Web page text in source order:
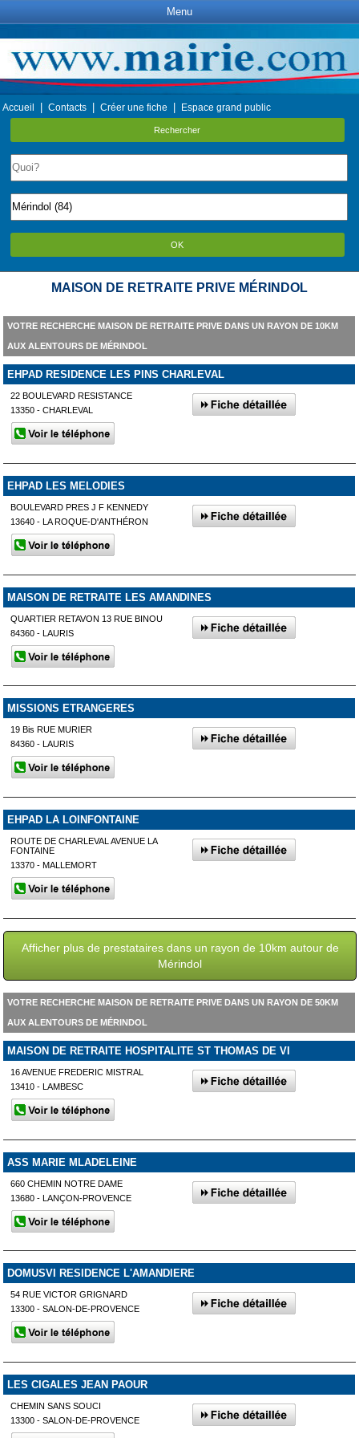
Menu
Accueil Contacts Créer une fiche Espace grand public
Rechercher
OK
MAISON DE RETRAITE PRIVE MÉRINDOL
VOTRE RECHERCHE MAISON DE RETRAITE PRIVE DANS UN RAYON DE 10KM
AUX ALENTOURS DE MÉRINDOL
EHPAD RESIDENCE LES PINS CHARLEVAL
22 BOULEVARD RESISTANCE
13350 - CHARLEVAL
EHPAD LES MELODIES
BOULEVARD PRES J F KENNEDY
13640 - LA ROQUE-D'ANTHÉRON
MAISON DE RETRAITE LES AMANDINES
QUARTIER RETAVON 13 RUE BINOU
84360 - LAURIS
MISSIONS ETRANGERES
19 Bis RUE MURIER
84360 - LAURIS
EHPAD LA LOINFONTAINE
ROUTE DE CHARLEVAL AVENUE LA
FONTAINE
13370 - MALLEMORT
Afficher plus de prestataires dans un rayon de 10km autour de
Mérindol
VOTRE RECHERCHE MAISON DE RETRAITE PRIVE DANS UN RAYON DE 50KM
AUX ALENTOURS DE MÉRINDOL
MAISON DE RETRAITE HOSPITALITE ST THOMAS DE VI
16 AVENUE FREDERIC MISTRAL
13410 - LAMBESC
ASS MARIE MLADELEINE
660 CHEMIN NOTRE DAME
13680 - LANÇON-PROVENCE
DOMUSVI RESIDENCE L'AMANDIERE
54 RUE VICTOR GRIGNARD
13300 - SALON-DE-PROVENCE
LES CIGALES JEAN PAOUR
CHEMIN SANS SOUCI
13300 - SALON-DE-PROVENCE